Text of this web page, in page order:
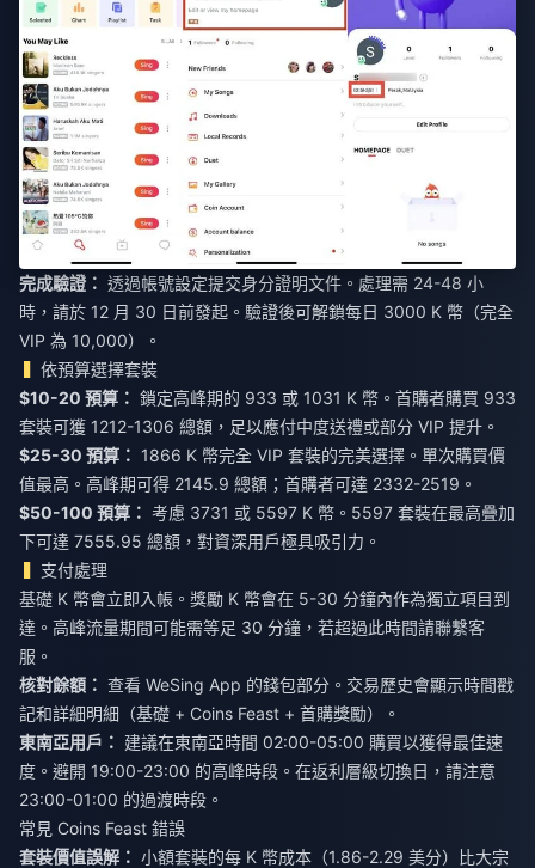
完成驗證： 透過帳號設定提交身分證明文件。處理需 24-48 小
時，請於 12 月 30 日前發起。驗證後可解鎖每日 3000 K 幣（完全
VIP 為 10,000）。
依預算選擇套裝
$10-20 預算： 鎖定高峰期的 933 或 1031 K 幣。首購者購買 933
套裝可獲 1212-1306 總額，足以應付中度送禮或部分 VIP 提升。
$25-30 預算： 1866 K 幣完全 VIP 套裝的完美選擇。單次購買價
值最高。高峰期可得 2145.9 總額；首購者可達 2332-2519。
$50-100 預算： 考慮 3731 或 5597 K 幣。5597 套裝在最高疊加
下可達 7555.95 總額，對資深用戶極具吸引力。
支付處理
基礎 K 幣會立即入帳。獎勵 K 幣會在 5-30 分鐘內作為獨立項目到
達。高峰流量期間可能需等足 30 分鐘，若超過此時間請聯繫客
服。
核對餘額： 查看 WeSing App 的錢包部分。交易歷史會顯示時間戳
記和詳細明細（基礎 + Coins Feast + 首購獎勵）。
東南亞用戶： 建議在東南亞時間 02:00-05:00 購買以獲得最佳速
度。避開 19:00-23:00 的高峰時段。在返利層級切換日，請注意
23:00-01:00 的過渡時段。
常見 Coins Feast 錯誤
套裝價值誤解： 小額套裝的每 K 幣成本（1.86-2.29 美分）比大宗